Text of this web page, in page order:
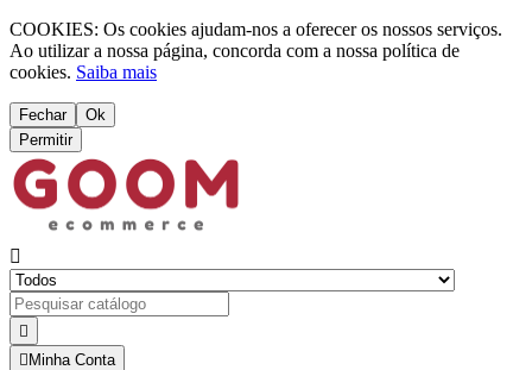
COOKIES: Os cookies ajudam-nos a oferecer os nossos serviços.
Ao utilizar a nossa página, concorda com a nossa política de
cookies. Saiba mais
Fechar
Ok
Permitir


 Minha Conta